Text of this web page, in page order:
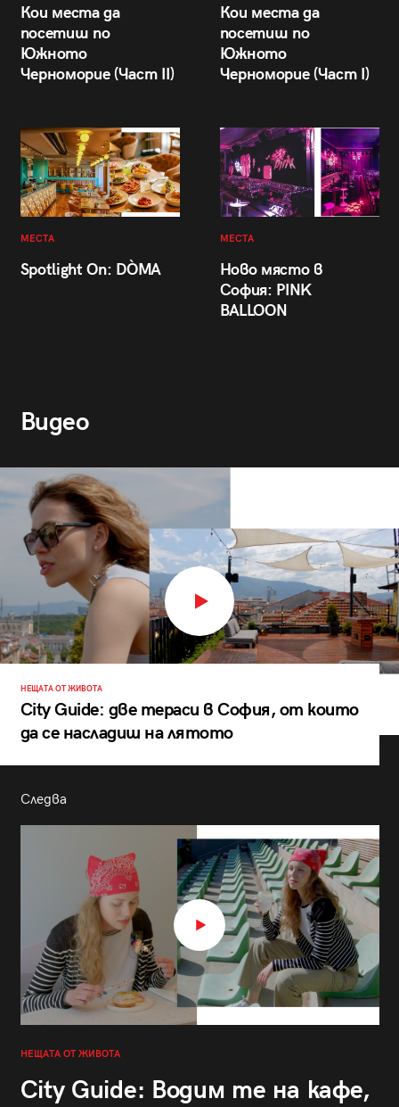
Кои места да
посетиш по
Южното
Черноморие (Част II)
Кои места да
посетиш по
Южното
Черноморие (Част I)
МЕСТА
Spotlight On: DÒMA
МЕСТА
Ново място в
София: PINK
BALLOON
Видео
НЕЩАТА ОТ ЖИВОТА
City Guide: две тераси в София, от които
да се насладиш на лятото
Следва
НЕЩАТА ОТ ЖИВОТА
City Guide: Водим те на кафе,